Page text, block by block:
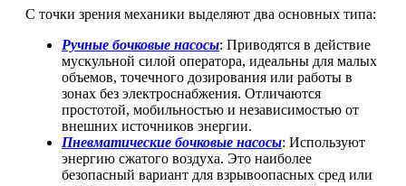
С точки зрения механики выделяют два основных типа:
Ручные бочковые насосы: Приводятся в действие
мускульной силой оператора, идеальны для малых
объемов, точечного дозирования или работы в
зонах без электроснабжения. Отличаются
простотой, мобильностью и независимостью от
внешних источников энергии.
Пневматические бочковые насосы: Используют
энергию сжатого воздуха. Это наиболее
безопасный вариант для взрывоопасных сред или